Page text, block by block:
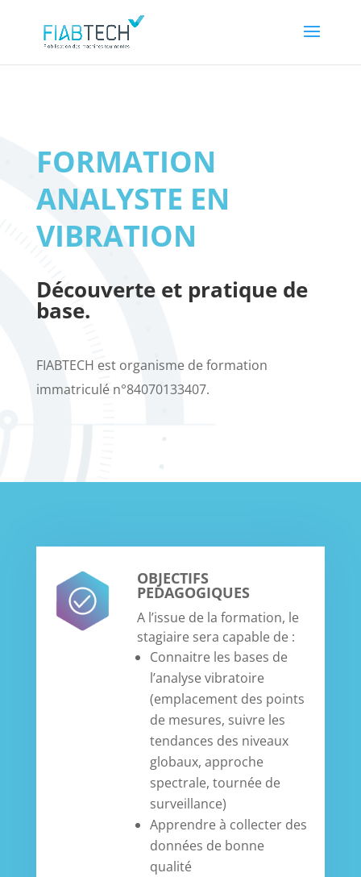
FORMATION
ANALYSTE EN
VIBRATION
Découverte et pratique de
base.
FIABTECH est organisme de formation
immatriculé n°84070133407.
OBJECTIFS
PEDAGOGIQUES
A l’issue de la formation, le
stagiaire sera capable de :
Connaitre les bases de
l’analyse vibratoire
(emplacement des points
de mesures, suivre les
tendances des niveaux
globaux, approche
spectrale, tournée de
surveillance)
Apprendre à collecter des
données de bonne
qualité